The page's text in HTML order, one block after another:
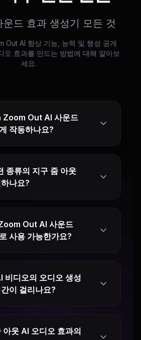
드 효과 생성기 모든 것
Out AI 향상 기능, 능력 및 행성 공개
오 효과를 만드는 방법에 대해 알아보
세요.
Out AI 사운드
작동하나요?
종류의 지구 줌 아웃
나요?
Out AI 사운드
사용 가능한가요?
비디오의 오디오 생성
이 걸리나요?
아웃 AI 오디오 효과의